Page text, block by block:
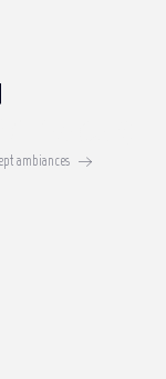
ambiances